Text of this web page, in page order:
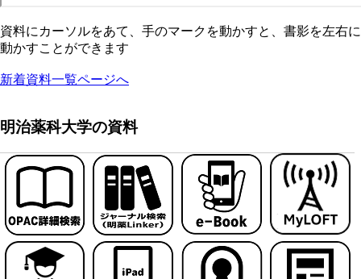
資料にカーソルをあて、手のマークを動かすと、書影を左右に
動かすことができます
新着資料一覧ページへ
明治薬科大学の資料